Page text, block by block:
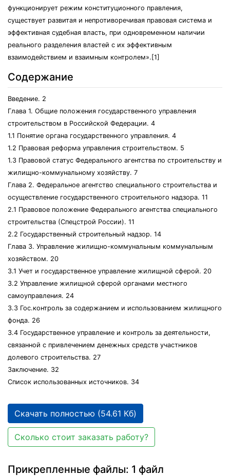
функционирует режим конституционного правления,
существует развитая и непротиворечивая правовая система и
эффективная судебная власть, при одновременном наличии
реального разделения властей с их эффективным
взаимодействием и взаимным контролем».[1]
Содержание
Введение. 2
Глава 1. Общие положения государственного управления
строительством в Российской Федерации. 4
1.1 Понятие органа государственного управления. 4
1.2 Правовая реформа управления строительством. 5
1.3 Правовой статус Федерального агентства по строительству и
жилищно-коммунальному хозяйству. 7
Глава 2. Федеральное агентство специального строительства и
осуществление государственного строительного надзора. 11
2.1 Правовое положение Федерального агентства специального
строительства (Спецстрой России). 11
2.2 Государственный строительный надзор. 14
Глава 3. Управление жилищно-коммунальным коммунальным
хозяйством. 20
3.1 Учет и государственное управление жилищной сферой. 20
3.2 Управление жилищной сферой органами местного
самоуправления. 24
3.3 Гос.контроль за содержанием и использованием жилищного
фонда. 26
3.4 Государственное управление и контроль за деятельности,
связанной с привлечением денежных средств участников
долевого строительства. 27
Заключение. 32
Список использованных источников. 34
Скачать полностью (54.61 Кб)
Сколько стоит заказать работу?
Прикрепленные файлы: 1 файл